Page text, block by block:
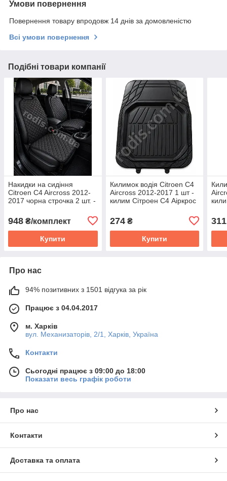
Умови повернення
Повернення товару впродовж 14 днів за домовленістю
Всі умови повернення
Подібні товари компанії
Накидки на сидіння
Citroen C4 Aircross 2012-
2017 чорна строчка 2 шт. -
С4
948 ₴/комплект
Купити
Килимок водія Citroen C4
Aircross 2012-2017 1 шт -
килим Сітроен С4 Аіркрос
274₴
Купити
311
Про нас
94% позитивних з 1501 відгука за рік
Працює з 04.04.2017
м. Харків
вул. Механизаторів, 2/1, Харків, Україна
Контакти
Сьогодні працює з 09:00 до 18:00
Показати весь графік роботи
Про нас
Контакти
Доставка та оплата